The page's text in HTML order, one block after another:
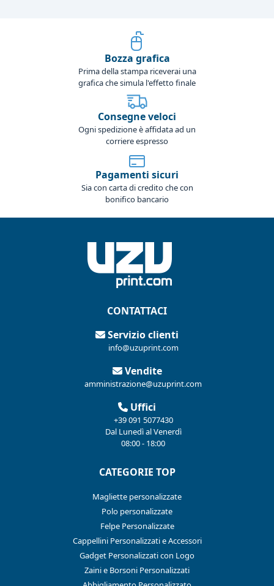
Bozza grafica
Prima della stampa riceverai una
grafica che simula l'effetto finale
Consegne veloci
Ogni spedizione è affidata ad un
corriere espresso
Pagamenti sicuri
Sia con carta di credito che con
bonifico bancario
CONTATTACI
Servizio clienti
info@uzuprint.com
Vendite
amministrazione@uzuprint.com
Uffici
+39 091 5077430
Dal Lunedì al Venerdì
08:00 - 18:00
CATEGORIE TOP
Magliette personalizzate
Polo personalizzate
Felpe Personalizzate
Cappellini Personalizzati e Accessori
Gadget Personalizzati con Logo
Zaini e Borsoni Personalizzati